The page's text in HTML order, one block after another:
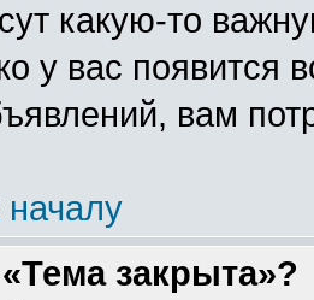
какую-то
у вас появится
вам
началу
закрыта»?